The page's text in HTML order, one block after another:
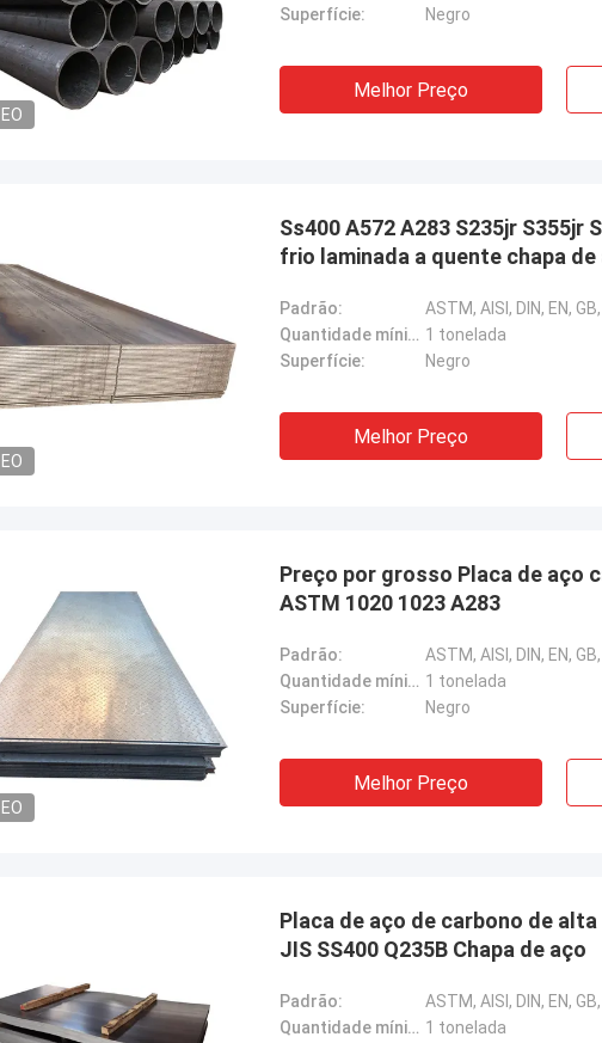
Superfície:
Negro
Melhor Preço
Ss400 A572 A283 S235jr S355jr
frio laminada a quente chapa
Padrão:
ASTM, AISI, DIN, EN,
Quantidade mínima: 1 tonelada
Superfície:
Negro
Melhor Preço
Preço por grosso Placa de aço
ASTM 1020 1023 A283
Padrão:
ASTM, AISI, DIN, EN,
Quantidade mínima: 1 tonelada
Superfície:
Negro
Melhor Preço
Placa de aço de carbono de
JIS SS400 Q235B Chapa de aço
Padrão:
ASTM, AISI, DIN, EN,
Quantidade mínima: 1 tonelada